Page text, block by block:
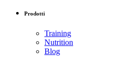
Prodotti
Training
Nutrition
Blog